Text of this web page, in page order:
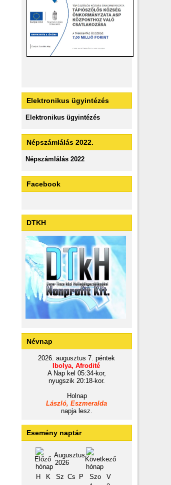
Elektronikus ügyintézés
Elektronikus ügyintézés
Népszámlálás 2022.
Népszámlálás 2022
Facebook
DTKH
Névnap
2026. augusztus 7. péntek
Ibolya, Afrodité
A Nap kel 05:34-kor,
nyugszik 20:18-kor.
Holnap
László, Eszmeralda
napja lesz.
Esemény naptár
Augusztus
2026
H
K Sz Cs P Szo
V